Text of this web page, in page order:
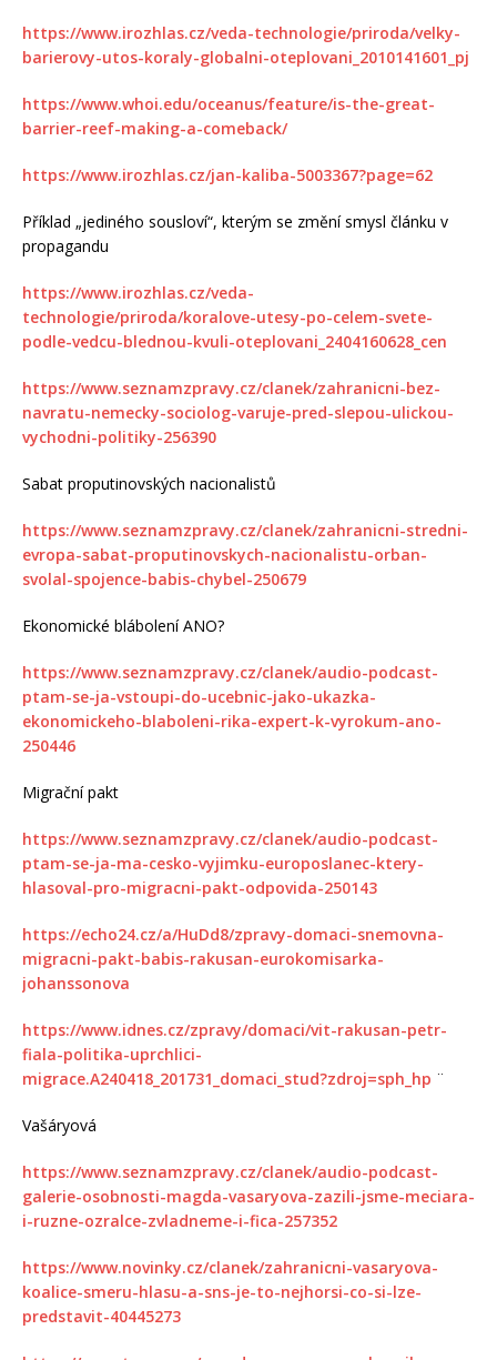
https://www.irozhlas.cz/veda-technologie/priroda/velky-
barierovy-utos-koraly-globalni-oteplovani_2010141601_pj
https://www.whoi.edu/oceanus/feature/is-the-great-
barrier-reef-making-a-comeback/
https://www.irozhlas.cz/jan-kaliba-5003367?page=62
Příklad „jediného sousloví“, kterým se změní smysl článku v
propagandu
https://www.irozhlas.cz/veda-
technologie/priroda/koralove-utesy-po-celem-svete-
podle-vedcu-blednou-kvuli-oteplovani_2404160628_cen
https://www.seznamzpravy.cz/clanek/zahranicni-bez-
navratu-nemecky-sociolog-varuje-pred-slepou-ulickou-
vychodni-politiky-256390
Sabat proputinovských nacionalistů
https://www.seznamzpravy.cz/clanek/zahranicni-stredni-
evropa-sabat-proputinovskych-nacionalistu-orban-
svolal-spojence-babis-chybel-250679
Ekonomické blábolení ANO?
https://www.seznamzpravy.cz/clanek/audio-podcast-
ptam-se-ja-vstoupi-do-ucebnic-jako-ukazka-
ekonomickeho-blaboleni-rika-expert-k-vyrokum-ano-
250446
Migrační pakt
https://www.seznamzpravy.cz/clanek/audio-podcast-
ptam-se-ja-ma-cesko-vyjimku-europoslanec-ktery-
hlasoval-pro-migracni-pakt-odpovida-250143
https://echo24.cz/a/HuDd8/zpravy-domaci-snemovna-
migracni-pakt-babis-rakusan-eurokomisarka-
johanssonova
https://www.idnes.cz/zpravy/domaci/vit-rakusan-petr-
fiala-politika-uprchlici-
migrace.A240418_201731_domaci_stud?zdroj=sph_hp ¨
Vašáryová
https://www.seznamzpravy.cz/clanek/audio-podcast-
galerie-osobnosti-magda-vasaryova-zazili-jsme-meciara-
i-ruzne-ozralce-zvladneme-i-fica-257352
https://www.novinky.cz/clanek/zahranicni-vasaryova-
koalice-smeru-hlasu-a-sns-je-to-nejhorsi-co-si-lze-
predstavit-40445273